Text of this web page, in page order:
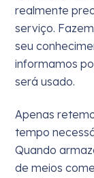
realmente
serviço.
seu
informamos
será usado.
Apenas
tempo
Quando
de meios